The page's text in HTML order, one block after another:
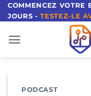
Aller
au
contenu
COMMENCEZ VOTRE
JOURS -TESTEZ-LE
PODCAST